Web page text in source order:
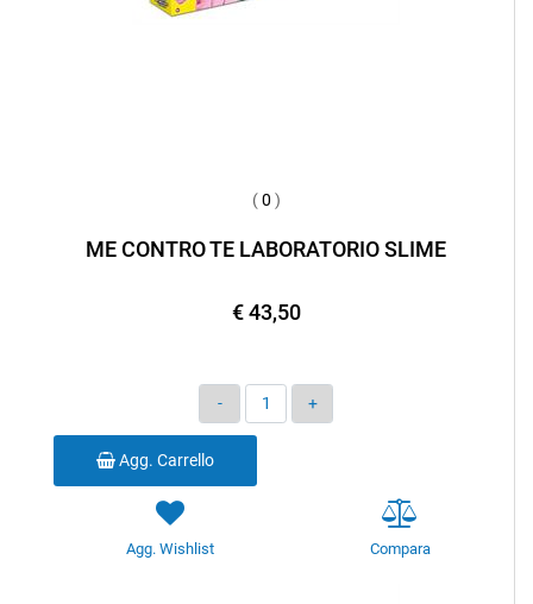
(0 )
ME CONTRO TE LABORATORIO SLIME
€ 43,50
Quantità
Agg. Carrello
Agg. Wishlist Compara